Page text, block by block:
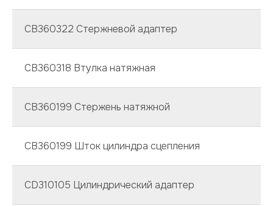
CB360322 Стержневой адаптер
CB360318 Втулка натяжная
CB360199 Стержень натяжной
CB360199 Шток цилиндра сцепления
CD310105 Цилиндрический адаптер